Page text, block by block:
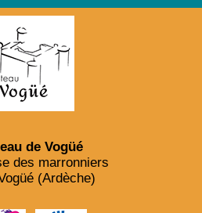
de Vogüé
des marronniers
(Ardèche)